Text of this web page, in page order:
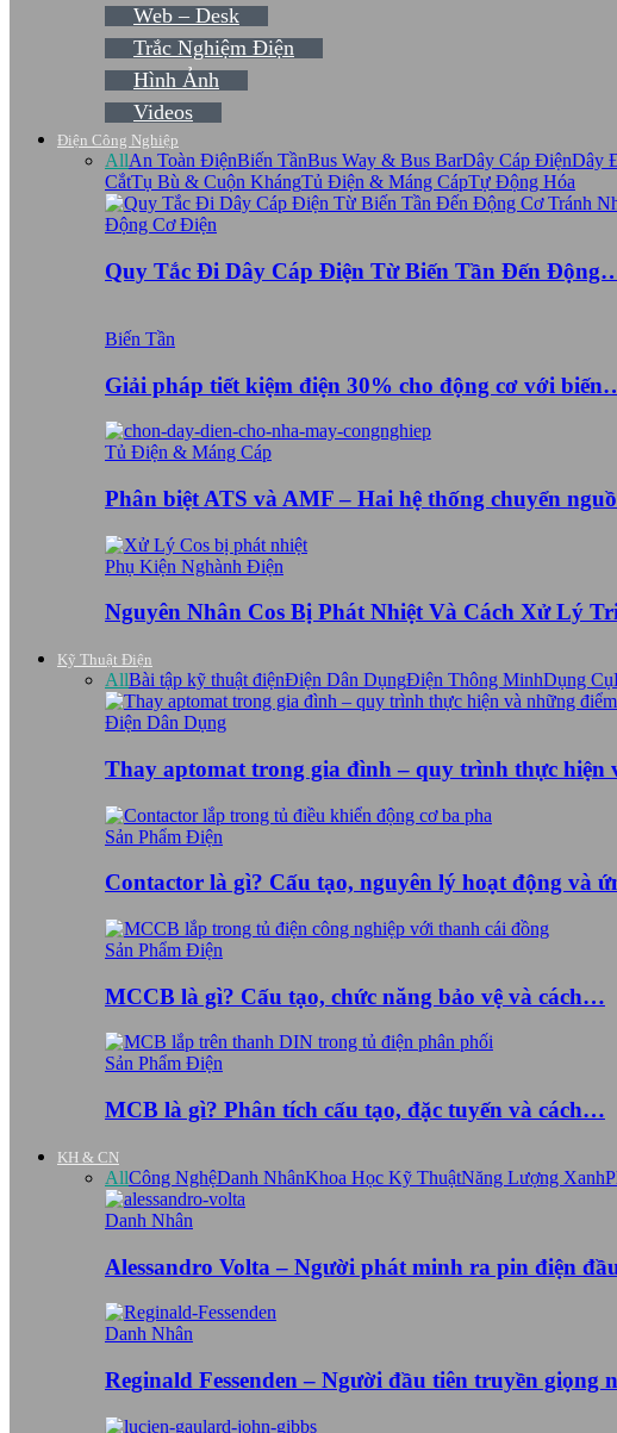
Web – Desk
Trắc Nghiệm Điện
Hình Ảnh
Videos
Điện Công Nghiệp
AllAn Toàn ĐiệnBiến TầnBus Way & Bus BarDây Cáp ĐiệnDây
CắtTụ Bù & Cuộn KhángTủ Điện & Máng CápTự Động Hóa
Động Cơ Điện
Quy Tắc Đi Dây Cáp Điện Từ Biến Tần Đến
Biến Tần
Giải pháp tiết kiệm điện 30% cho động cơ với
Tủ Điện & Máng Cáp
Phân biệt ATS và AMF – Hai hệ thống chuyển
Phụ Kiện Nghành Điện
Nguyên Nhân Cos Bị Phát Nhiệt Và Cách Xử Lý
Kỹ Thuật Điện
AllBài tập kỹ thuật điệnĐiện Dân DụngĐiện Thông MinhDụng Cụ
Điện Dân Dụng
Thay aptomat trong gia đình – quy trình thực
Sản Phẩm Điện
Contactor là gì? Cấu tạo, nguyên lý hoạt động và
Sản Phẩm Điện
MCCB là gì? Cấu tạo, chức năng bảo vệ và cách…
Sản Phẩm Điện
MCB là gì? Phân tích cấu tạo, đặc tuyến và cách…
KH & CN
AllCông NghệDanh NhânKhoa Học Kỹ ThuậtNăng Lượng Xanh
Danh Nhân
Alessandro Volta – Người phát minh ra pin điện
Danh Nhân
Reginald Fessenden – Người đầu tiên truyền giọng